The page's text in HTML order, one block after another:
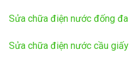
Sửa chữa điện nước đống đa
Sửa chữa điện nước cầu giấy